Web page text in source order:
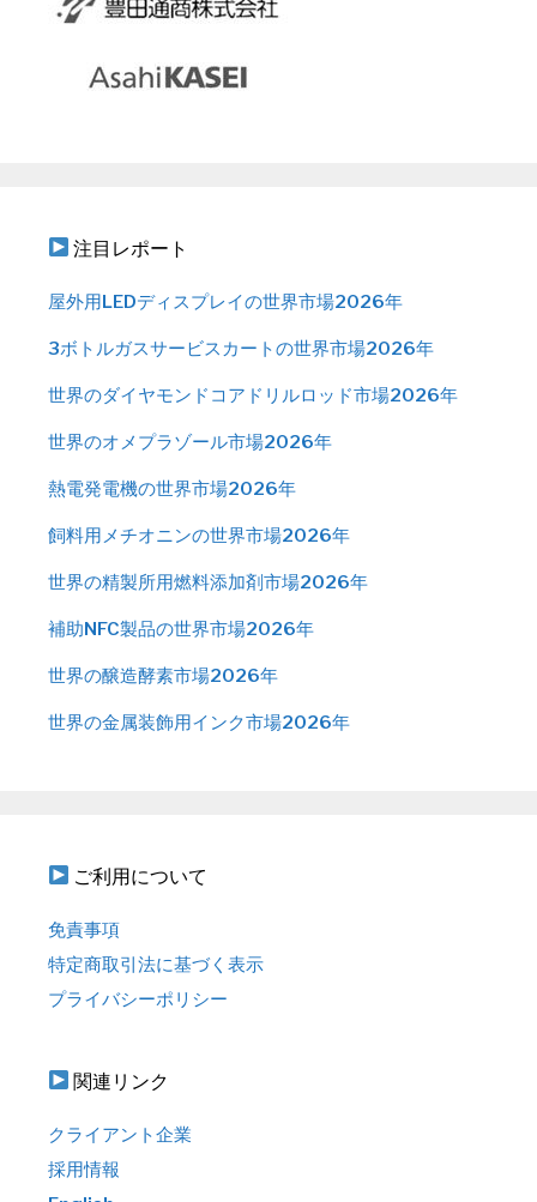
注目レポート
屋外用LEDディスプレイの世界市場2026年
3ボトルガスサービスカートの世界市場2026年
世界のダイヤモンドコアドリルロッド市場2026年
世界のオメプラゾール市場2026年
熱電発電機の世界市場2026年
飼料用メチオニンの世界市場2026年
世界の精製所用燃料添加剤市場2026年
補助NFC製品の世界市場2026年
世界の醸造酵素市場2026年
世界の金属装飾用インク市場2026年
ご利用について
免責事項
特定商取引法に基づく表示
プライバシーポリシー
関連リンク
クライアント企業
採用情報